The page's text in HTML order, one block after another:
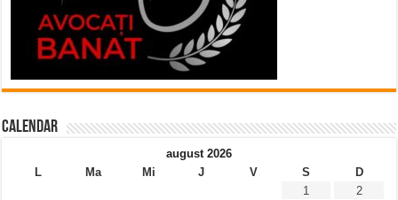
Calendar
august 2026
L
Ma Mi J V S
D
1
2